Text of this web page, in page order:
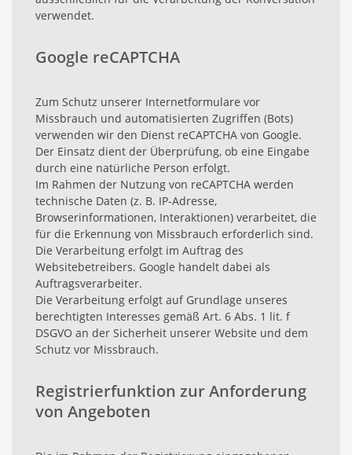
verwendet.
Google reCAPTCHA
Zum Schutz unserer Internetformulare vor
Missbrauch und automatisierten Zugriffen (Bots)
verwenden wir den Dienst reCAPTCHA von Google.
Der Einsatz dient der Überprüfung, ob eine Eingabe
durch eine natürliche Person erfolgt.
Im Rahmen der Nutzung von reCAPTCHA werden
technische Daten (z. B. IP-Adresse,
Browserinformationen, Interaktionen) verarbeitet, die
für die Erkennung von Missbrauch erforderlich sind.
Die Verarbeitung erfolgt im Auftrag des
Websitebetreibers. Google handelt dabei als
Auftragsverarbeiter.
Die Verarbeitung erfolgt auf Grundlage unseres
berechtigten Interesses gemäß Art. 6 Abs. 1 lit. f
DSGVO an der Sicherheit unserer Website und dem
Schutz vor Missbrauch.
Registrierfunktion zur Anforderung
von Angeboten